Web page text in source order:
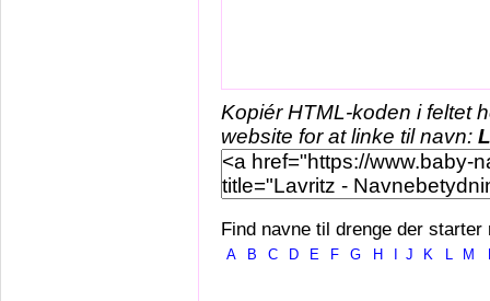
Kopiér HTML-koden i feltet
website for at linke til navn:
Find navne til drenge der starter
A B C D E F G H J K L M